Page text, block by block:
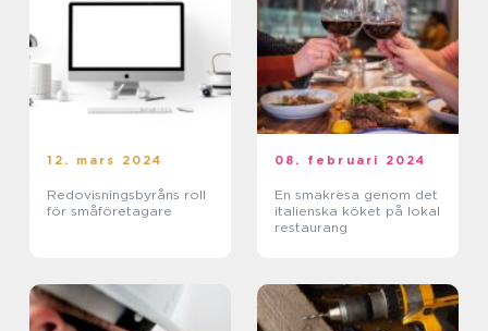
12. mars 2024
Redovisningsbyråns roll
för småföretagare
08. februari 2024
En smakresa genom det
italienska köket på lokal
restaurang